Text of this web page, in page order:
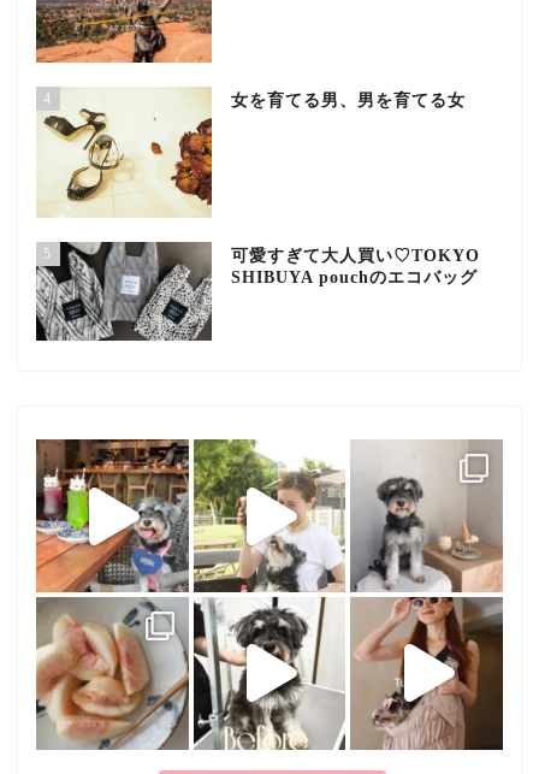
4 女を育てる男、男を育てる女
5
可愛すぎて大人買い♡TOKYO
SHIBUYA pouchのエコバッグ